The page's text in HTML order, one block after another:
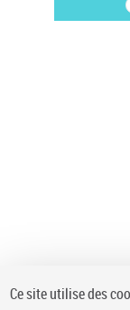
Type de notice
Ce site utilise des